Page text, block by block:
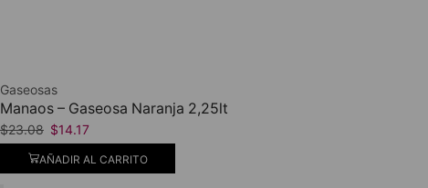
Gaseosas
Manaos – Gaseosa Naranja 2,25lt
$23.08 $14.17
AÑADIR AL CARRITO